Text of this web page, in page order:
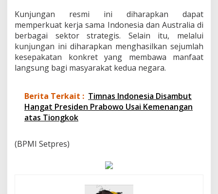
Kunjungan resmi ini diharapkan dapat
memperkuat kerja sama Indonesia dan Australia di
berbagai sektor strategis. Selain itu, melalui
kunjungan ini diharapkan menghasilkan sejumlah
kesepakatan konkret yang membawa manfaat
langsung bagi masyarakat kedua negara.
Berita Terkait : Timnas Indonesia Disambut
Hangat Presiden Prabowo Usai Kemenangan
atas Tiongkok
(BPMI Setpres)